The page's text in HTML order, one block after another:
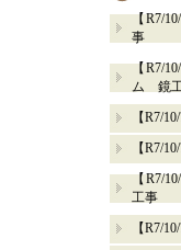
【R7/
事
【R7/
ム 鏡
【R7/
【R7/
【R7/
工事
【R7/